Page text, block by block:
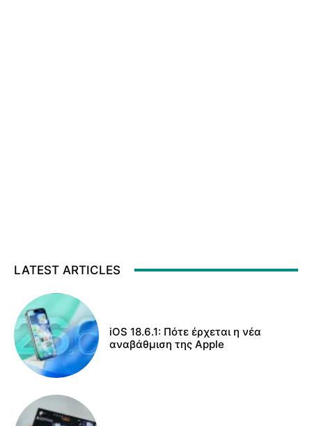
LATEST ARTICLES
iOS 18.6.1: Πότε έρχεται η νέα
αναβάθμιση της Apple